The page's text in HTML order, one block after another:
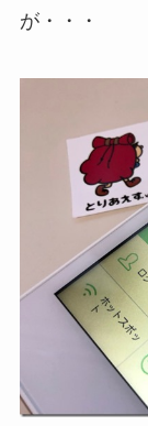
が・・・